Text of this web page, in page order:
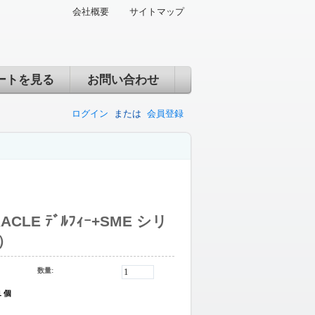
会社概要 サイトマップ
トを見る お問い合わせ
ログイン または 会員登録
ﾃﾞﾙﾌｨｰ+SME シリ
個
数量: